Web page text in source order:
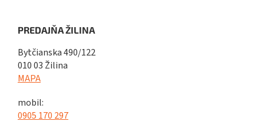
PREDAJŇA ŽILINA
Bytčianska 490/122
010 03 Žilina
MAPA
mobil:
0905 170 297